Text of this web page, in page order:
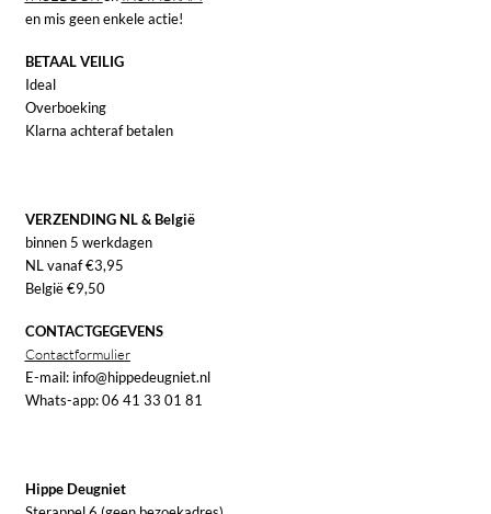
en mis geen enkele actie!
BETAAL VEILIG
Ideal
Overboeking
Klarna achteraf betalen
VERZENDING NL & België
binnen 5 werkdagen
NL vanaf €3,95
België €9,50
CONTACTGEGEVENS
Contactformulier
E-mail: info@hippedeugniet.nl
Whats-app: 06 41 33 01 81
Hippe Deugniet